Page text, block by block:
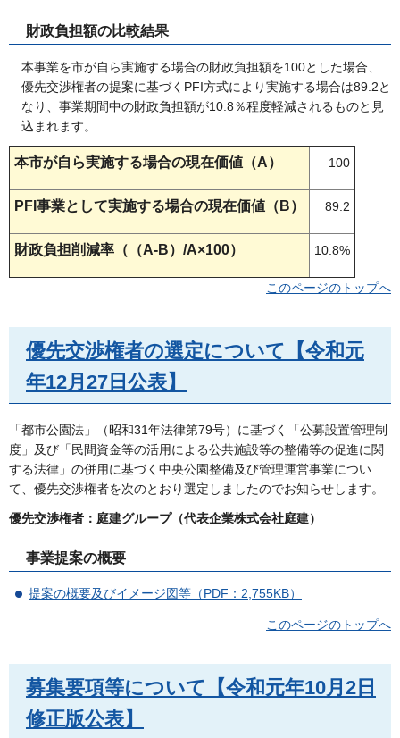
財政負担額の比較結果
本事業を市が自ら実施する場合の財政負担額を100とした場合、
優先交渉権者の提案に基づくPFI方式により実施する場合は89.2と
なり、事業期間中の財政負担額が10.8％程度軽減されるものと見
込まれます。
本市が自ら実施する場合の現在価値（A） 100
PFI事業として実施する場合の現在価値（B） 89.2
財政負担削減率（（A-B）/A×100） 10.8%
このページのトップへ
優先交渉権者の選定について【令和元
年12月27日公表】
「都市公園法」（昭和31年法律第79号）に基づく「公募設置管理制
度」及び「民間資金等の活用による公共施設等の整備等の促進に関
する法律」の併用に基づく中央公園整備及び管理運営事業につい
て、優先交渉権者を次のとおり選定しましたのでお知らせします。
優先交渉権者：庭建グループ（代表企業株式会社庭建）
事業提案の概要
提案の概要及びイメージ図等（PDF：2,755KB）
このページのトップへ
募集要項等について【令和元年10月2日
修正版公表】